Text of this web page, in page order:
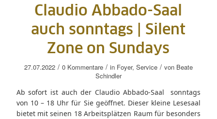
Claudio Abbado-Saal
auch sonntags | Silent
Zone on Sundays
27.07.2022 / 0 Kommentare / in Foyer, Service / von Beate
Schindler
Ab sofort ist auch der Claudio Abbado-Saal sonntags
von 10 – 18 Uhr für Sie geöffnet. Dieser kleine Lesesaal
bietet mit seinen 18 Arbeitsplätzen Raum für besonders